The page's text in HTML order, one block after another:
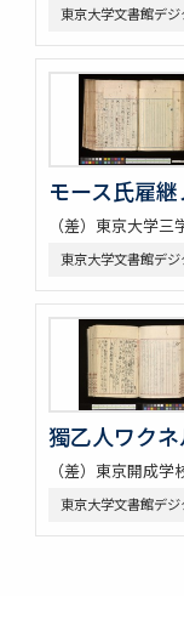
東京大学文書館デ
モース氏雇継
（差）東京大学
東京大学文書館デ
獨乙人ワク
（差）東京開成
東京大学文書館デ